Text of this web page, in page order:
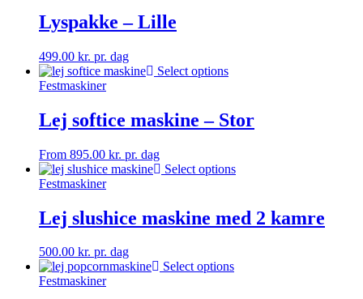
Lyspakke – Lille
499.00 kr. pr. dag
Select options
Festmaskiner
Lej softice maskine – Stor
From 895.00 kr. pr. dag
Select options
Festmaskiner
Lej slushice maskine med 2 kamre
500.00 kr. pr. dag
Select options
Festmaskiner